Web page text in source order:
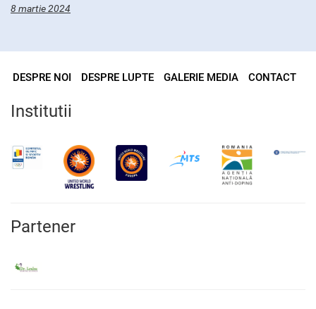
8 martie 2024
DESPRE NOI DESPRE LUPTE GALERIE MEDIA CONTACT
Institutii
Partener